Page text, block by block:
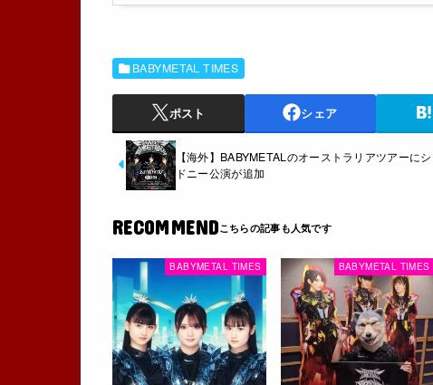
BABYMETAL TIMES
ポスト シェア
【海外】BABYMETALのオーストラリアツアーにシ
ドニー公演が追加
RECOMMEND
BABYMETAL TIMES BABYMETAL TIMES